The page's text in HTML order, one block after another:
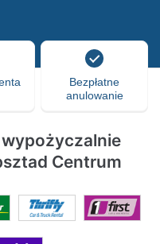
Bezpłatne
anulowanie
Centrum